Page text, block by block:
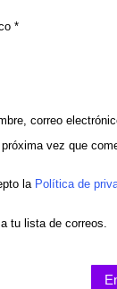
correo
vez que
la Política de
tu lista de correos.